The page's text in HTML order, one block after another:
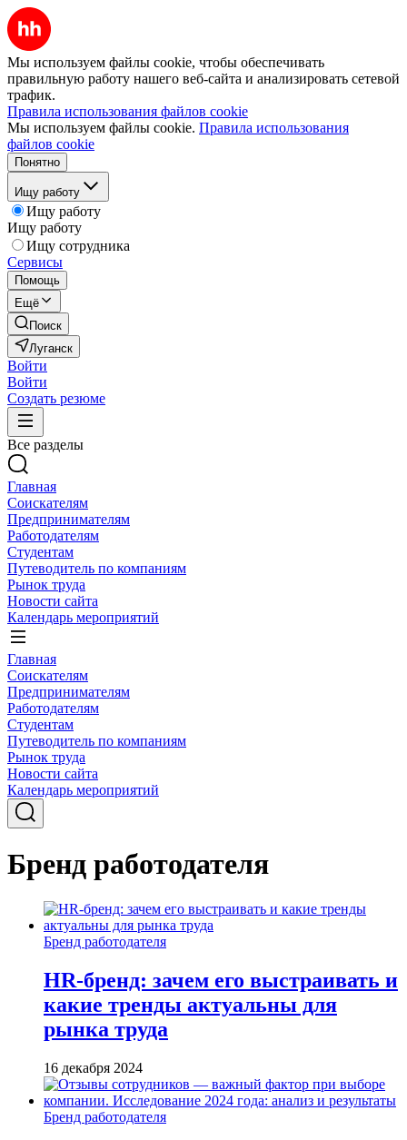
Мы используем файлы cookie, чтобы обеспечивать
правильную работу нашего веб-сайта и анализировать сетевой
трафик.
Правила использования файлов cookie
Мы используем файлы cookie. Правила использования
файлов cookie
Понятно
Ищу работу
Ищу работу
Ищу работу
Ищу сотрудника
Сервисы
Помощь
Ещё
Поиск
Луганск
Войти
Войти
Создать резюме
Все разделы
Главная
Соискателям
Предпринимателям
Работодателям
Студентам
Путеводитель по компаниям
Рынок труда
Новости сайта
Календарь мероприятий
Главная
Соискателям
Предпринимателям
Работодателям
Студентам
Путеводитель по компаниям
Рынок труда
Новости сайта
Календарь мероприятий
Бренд работодателя
Бренд работодателя
HR-бренд: зачем его выстраивать и
какие тренды актуальны для
рынка труда
16 декабря 2024
Бренд работодателя